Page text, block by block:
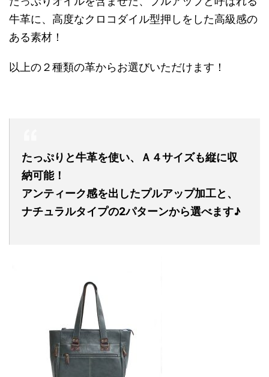
牛革に、高度なクロコダイル型押しをした高級感の
ある素材！
以上の２種類の革からお選びいただけます！
たっぷりと牛革を使い、Ａ４サイズも縦に収
納可能！
アンティーク感を出したプルアップ加工と、
ナチュラルタイプの2パターンから選べます♪